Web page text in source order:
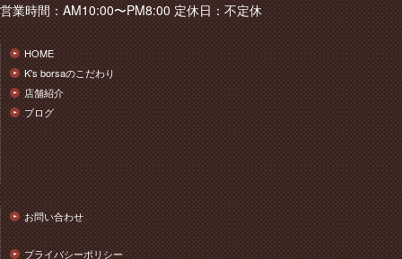
営業時間：AM10:00〜PM8:00 定休日：不定休
HOME
K's borsaのこだわり
店舗紹介
ブログ
お問い合わせ
プライバシーポリシー